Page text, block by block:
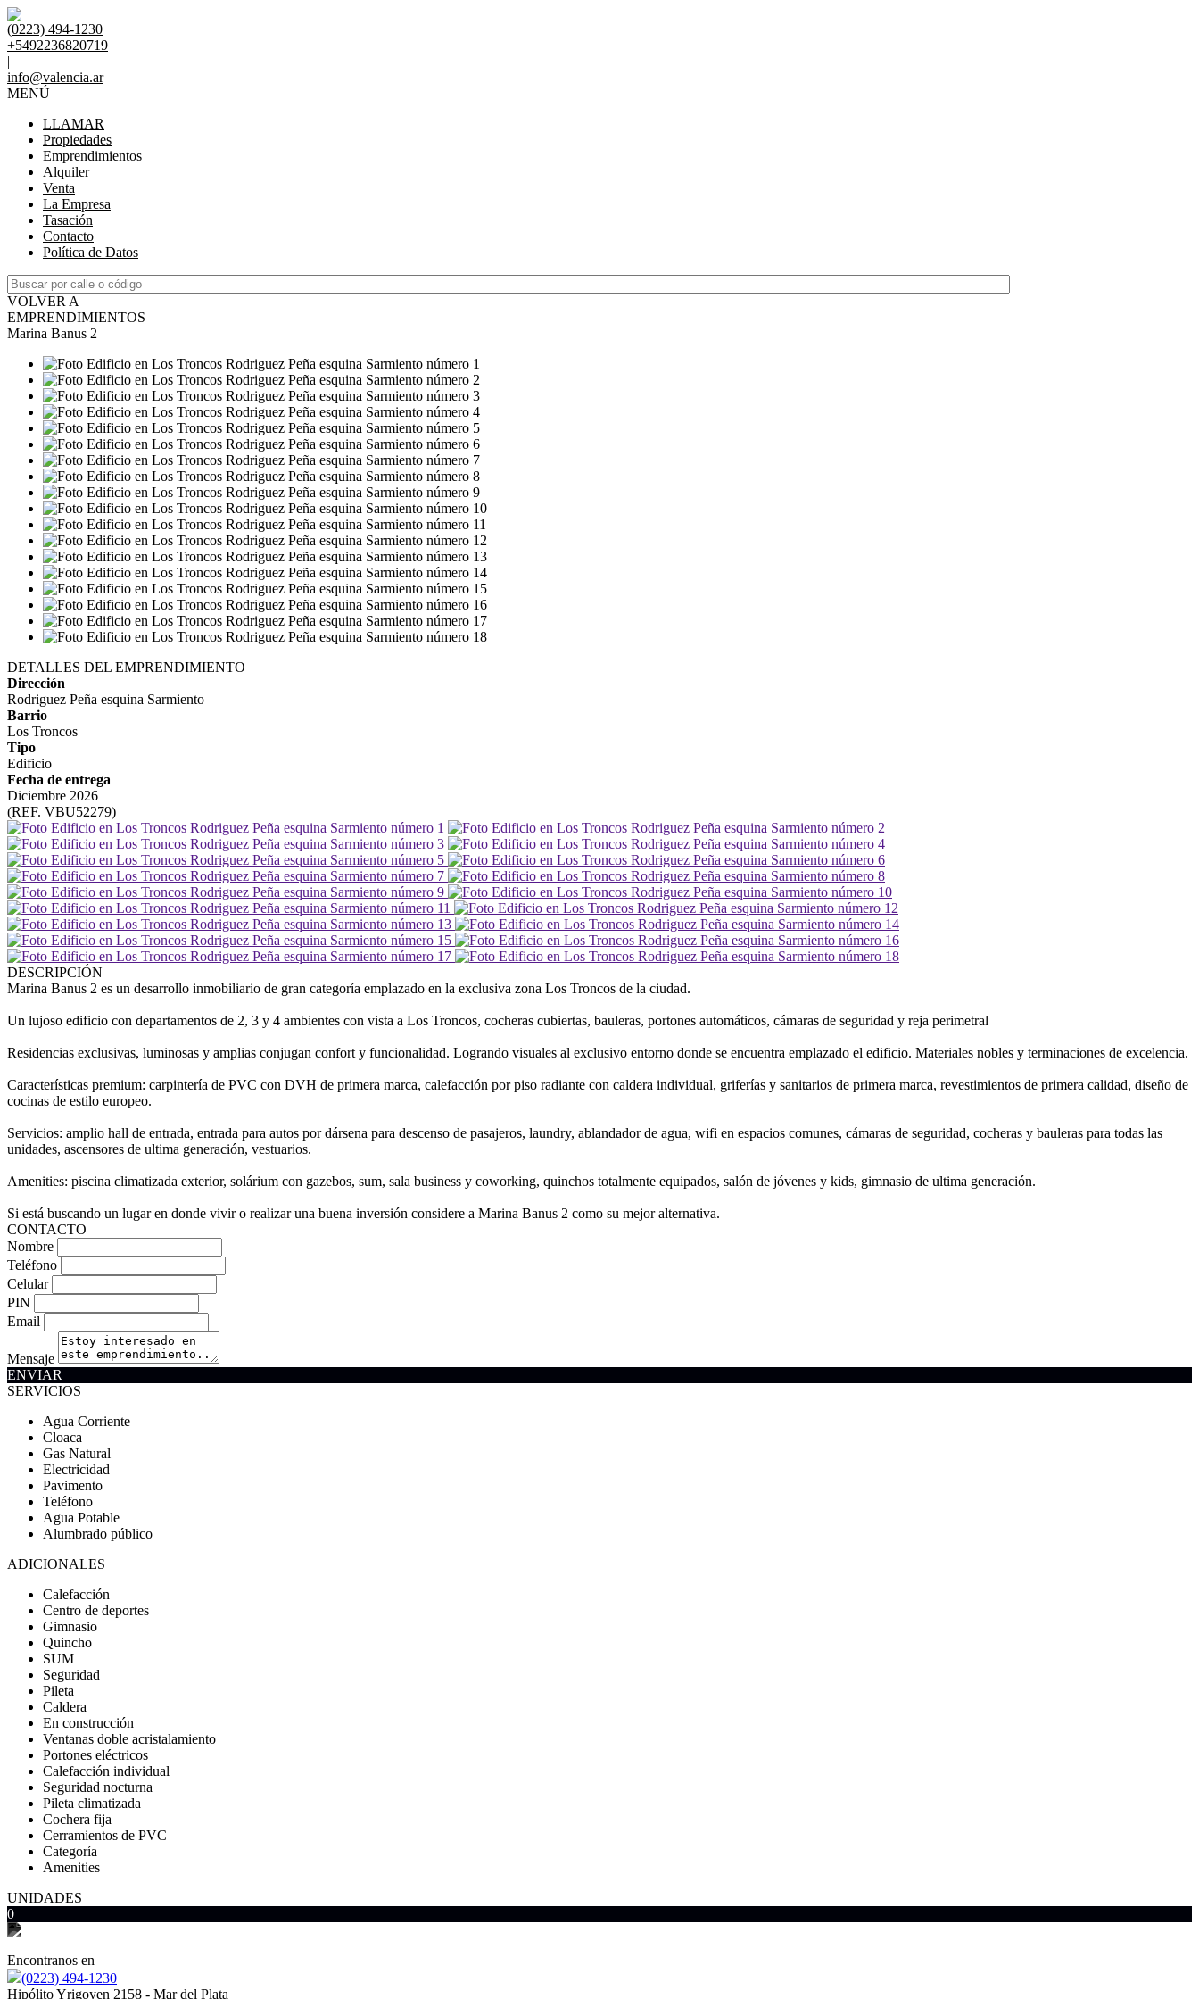
(0223) 494-1230
+5492236820719
|
info@valencia.ar
MENÚ
LLAMAR
Propiedades
Emprendimientos
Alquiler
Venta
La Empresa
Tasación
Contacto
Política de Datos
VOLVER A
EMPRENDIMIENTOS
Marina Banus 2
DETALLES DEL EMPRENDIMIENTO
Dirección
Rodriguez Peña esquina Sarmiento
Barrio
Los Troncos
Tipo
Edificio
Fecha de entrega
Diciembre 2026
(REF. VBU52279)
DESCRIPCIÓN
Marina Banus 2 es un desarrollo inmobiliario de gran categoría emplazado en la exclusiva zona Los Troncos de la ciudad.
Un lujoso edificio con departamentos de 2, 3 y 4 ambientes con vista a Los Troncos, cocheras cubiertas, bauleras, portones automáticos, cámaras de seguridad y reja perimetral
Residencias exclusivas, luminosas y amplias conjugan confort y funcionalidad. Logrando visuales al exclusivo entorno donde se encuentra emplazado el edificio. Materiales nobles y terminaciones de excelencia.
Características premium: carpintería de PVC con DVH de primera marca, calefacción por piso radiante con caldera individual, griferías y sanitarios de primera marca, revestimientos de primera calidad, diseño de
cocinas de estilo europeo.
Servicios: amplio hall de entrada, entrada para autos por dársena para descenso de pasajeros, laundry, ablandador de agua, wifi en espacios comunes, cámaras de seguridad, cocheras y bauleras para todas las
unidades, ascensores de ultima generación, vestuarios.
Amenities: piscina climatizada exterior, solárium con gazebos, sum, sala business y coworking, quinchos totalmente equipados, salón de jóvenes y kids, gimnasio de ultima generación.
Si está buscando un lugar en donde vivir o realizar una buena inversión considere a Marina Banus 2 como su mejor alternativa.
CONTACTO
Nombre
Teléfono
Celular
PIN
Email
Mensaje
ENVIAR
SERVICIOS
Agua Corriente
Cloaca
Gas Natural
Electricidad
Pavimento
Teléfono
Agua Potable
Alumbrado público
ADICIONALES
Calefacción
Centro de deportes
Gimnasio
Quincho
SUM
Seguridad
Pileta
Caldera
En construcción
Ventanas doble acristalamiento
Portones eléctricos
Calefacción individual
Seguridad nocturna
Pileta climatizada
Cochera fija
Cerramientos de PVC
Categoría
Amenities
UNIDADES
0
Encontranos en
(0223) 494-1230
Hipólito Yrigoyen 2158 - Mar del Plata